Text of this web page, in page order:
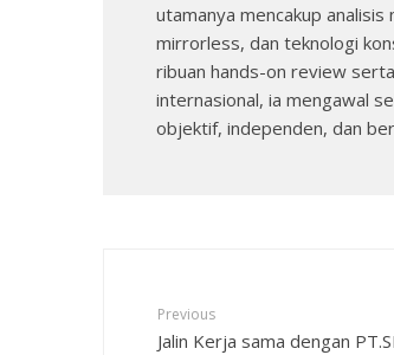
utamanya mencakup
mirrorless, dan teknologi
ribuan hands-on review
internasional, ia mengawal
objektif, independen, dan
Previous
Jalin Kerja sama dengan